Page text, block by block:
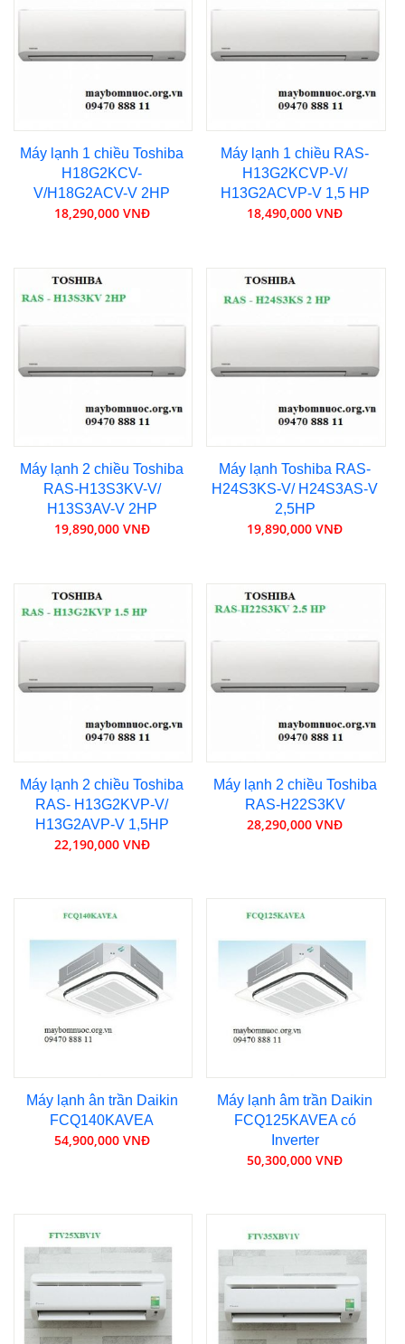
Máy lạnh 1 chiều Toshiba
H18G2KCV-
V/H18G2ACV-V 2HP
18,290,000 VNĐ
Máy lạnh 1 chiều RAS-
H13G2KCVP-V/
H13G2ACVP-V 1,5 HP
18,490,000 VNĐ
Máy lạnh 2 chiều Toshiba
RAS-H13S3KV-V/
H13S3AV-V 2HP
19,890,000 VNĐ
Máy lạnh Toshiba RAS-
H24S3KS-V/ H24S3AS-V
2,5HP
19,890,000 VNĐ
Máy lạnh 2 chiều Toshiba
RAS- H13G2KVP-V/
H13G2AVP-V 1,5HP
22,190,000 VNĐ
Máy lạnh 2 chiều Toshiba
RAS-H22S3KV
28,290,000 VNĐ
Máy lạnh ân trần Daikin
FCQ140KAVEA
54,900,000 VNĐ
Máy lạnh âm trần Daikin
FCQ125KAVEA có
Inverter
50,300,000 VNĐ